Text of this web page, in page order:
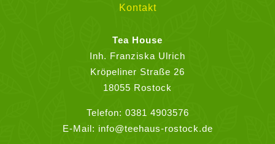
Produktseite
werden
Kontakt
Tea House
Inh. Franziska Ulrich
Kröpeliner Straße 26
18055 Rostock
Telefon: 0381 4903576
E-Mail: info@teehaus-rostock.de